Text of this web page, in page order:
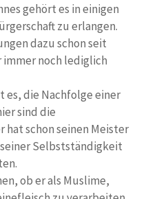
gehört es in einigen
zu erlangen.
dazu schon seit
noch lediglich
es, die Nachfolge einer
sind die
hat schon seinen Meister
Selbstständigkeit
ob er als Muslime,